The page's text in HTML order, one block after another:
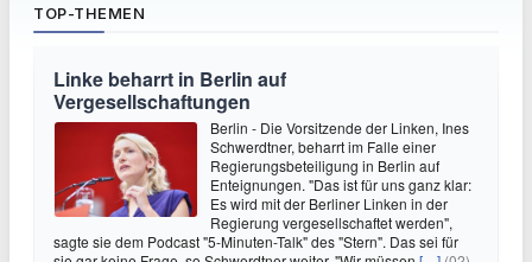
TOP-THEMEN
Linke beharrt in Berlin auf
Vergesellschaftungen
Berlin - Die Vorsitzende der Linken, Ines
Schwerdtner, beharrt im Falle einer
Regierungsbeteiligung in Berlin auf
Enteignungen. "Das ist für uns ganz klar:
Es wird mit der Berliner Linken in der
Regierung vergesellschaftet werden",
sagte sie dem Podcast "5-Minuten-Talk" des "Stern". Das sei für